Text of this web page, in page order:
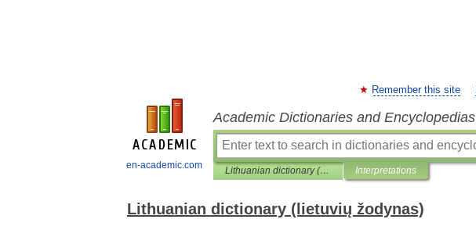
en-academic.com
Remember this site
Academic Dictionaries and Encyclopedias
Lithuanian dictionary (lietuvių žodynas) Interpretations
Lithuanian dictionary (lietuvių žodynas)